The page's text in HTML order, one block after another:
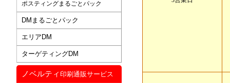
ポスティングまるごとパック
DMまるごとパック
エリアDM
ターゲティングDM
ノベルティ 印刷通販サービス